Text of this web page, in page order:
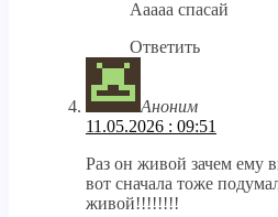
Ааааа спасай
Ответить
Аноним
11.05.2026 : 09:51
Раз он живой зачем ему
вот сначала тоже
живой!!!!!!!!